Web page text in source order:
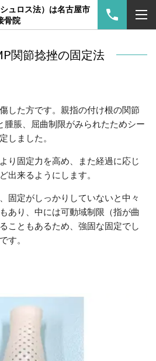
ュロス法）は名古屋市
骨院
関節捻挫の固定法
した方です。親指の付け根の関節
腫脹、屈曲制限がみられたためシー
しました。
り固定力を高め、また経過に応じ
出来るようにします。
固定がしっかりしていないと中々
あり、中には可動域制限（指が曲
こともあるため、強固な固定でし
す。